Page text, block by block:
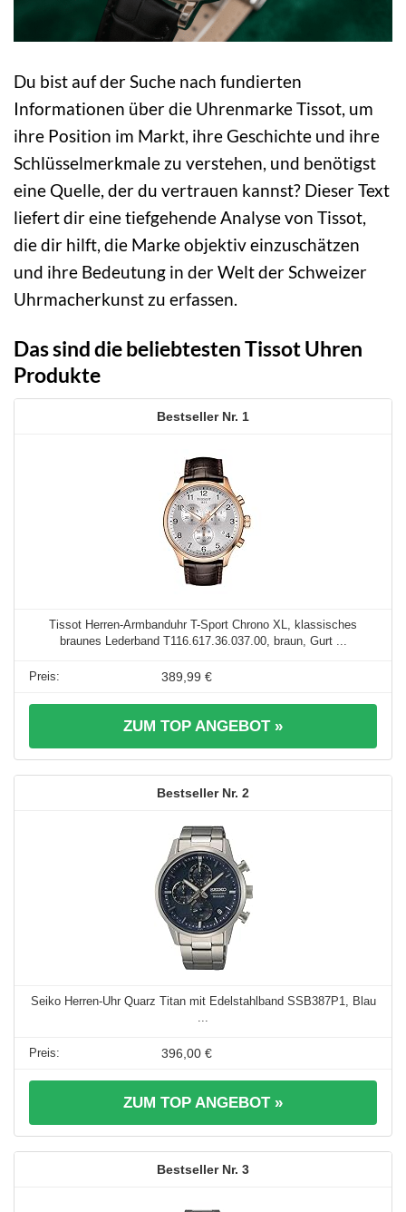
Du bist auf der Suche nach fundierten
Informationen über die Uhrenmarke Tissot, um
ihre Position im Markt, ihre Geschichte und ihre
Schlüsselmerkmale zu verstehen, und benötigst
eine Quelle, der du vertrauen kannst? Dieser Text
liefert dir eine tiefgehende Analyse von Tissot,
die dir hilft, die Marke objektiv einzuschätzen
und ihre Bedeutung in der Welt der Schweizer
Uhrmacherkunst zu erfassen.
Das sind die beliebtesten Tissot Uhren
Produkte
1
Tissot Herren-Armbanduhr T-Sport Chrono XL, klassisches
braunes Lederband T116.617.36.037.00, braun, Gurt ...
389,99 €
ZUM TOP ANGEBOT »
2
Seiko Herren-Uhr Quarz Titan mit Edelstahlband SSB387P1, Blau
...
396,00 €
ZUM TOP ANGEBOT »
3